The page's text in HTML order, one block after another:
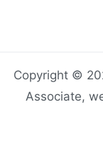
Copyright ©
Associate,